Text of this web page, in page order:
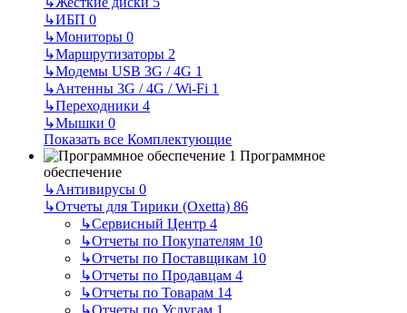
↳ИБП 0
↳Мониторы 0
↳Маршрутизаторы 2
↳Модемы USB 3G / 4G 1
↳Антенны 3G / 4G / Wi-Fi 1
↳Переходники 4
↳Мышки 0
Показать все Комплектующие
Программное
обеспечение
↳Антивирусы 0
↳Отчеты для Тирики (Oxetta) 86
↳Сервисный Центр 4
↳Отчеты по Покупателям 10
↳Отчеты по Поставщикам 10
↳Отчеты по Продавцам 4
↳Отчеты по Товарам 14
↳Отчеты по Услугам 1